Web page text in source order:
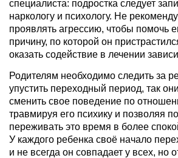
специалиста: подростка следует
наркологу и психологу. Не
проявлять агрессию, чтобы помочь
причину, по которой он
оказать содействие в лечении
Родителям необходимо следить за
упустить переходный период, так
сменить свое поведение по
травмируя его психику и позволяя
переживать это время в более
У каждого ребенка своё начало
и не всегда он совпадает у всех, но